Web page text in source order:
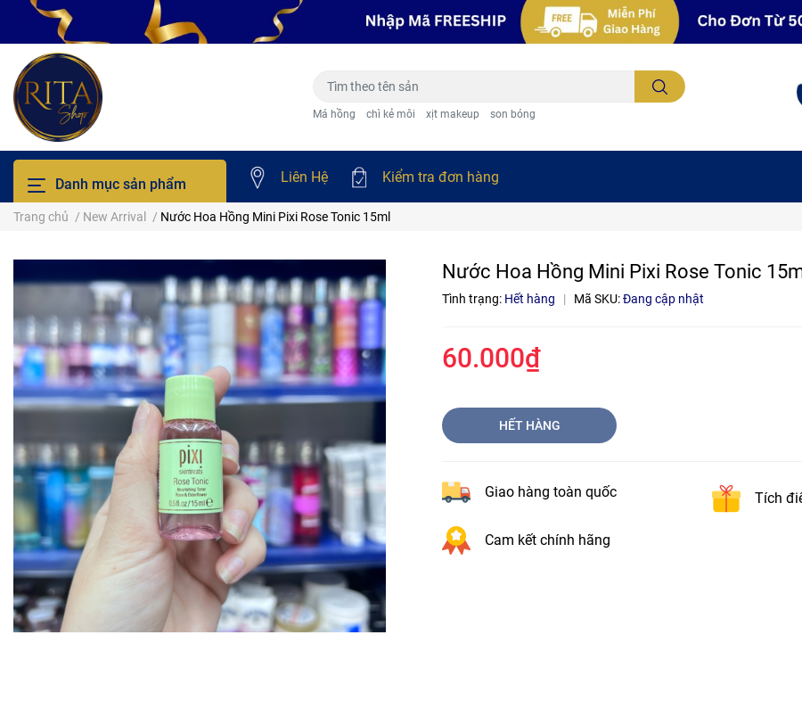
Má hồng chì kẻ môi xịt makeup son bóng
Danh mục sản phẩm Liên Hệ Kiểm tra đơn hàng
Trang chủ / New Arrival / Nước Hoa Hồng Mini Pixi Rose Tonic 15ml
Nước Hoa Hồng Mini Pixi Rose Tonic
Tình trạng: Hết hàng | Mã SKU:Đang cập nhật
60.000₫
HẾT HÀNG
Giao hàng toàn quốc Tích
Cam kết chính hãng